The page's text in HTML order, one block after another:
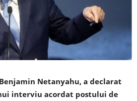
Netanyahu, a declarat
interviu acordat postului de